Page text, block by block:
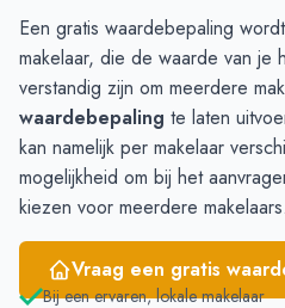
Mei
€ 2.107.727
€
Juni
€ 2.241.250 €
Een gratis waardebepaling
makelaar, die de waarde van je
verstandig zijn om meerdere
waardebepaling te laten
kan namelijk per makelaar
mogelijkheid om bij het
kiezen voor meerdere makelaars.
Vraag een gratis
Bij een ervaren, lokale makelaar